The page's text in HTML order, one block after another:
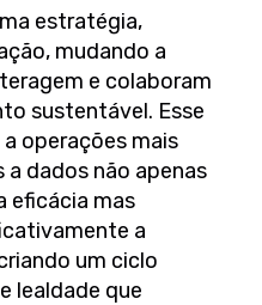
estratégia,
mudando a
e colaboram
sustentável. Esse
operações mais
dados não apenas
eficácia mas
a
um ciclo
lealdade que